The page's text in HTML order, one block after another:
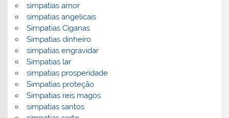
simpatias amor
simpatias angelicais
Simpatias Ciganas
Simpatias dinheiro
simpatias engravidar
Simpatias lar
simpatias prosperidade
Simpatias proteção
Simpatias reis magos
simpatias santos